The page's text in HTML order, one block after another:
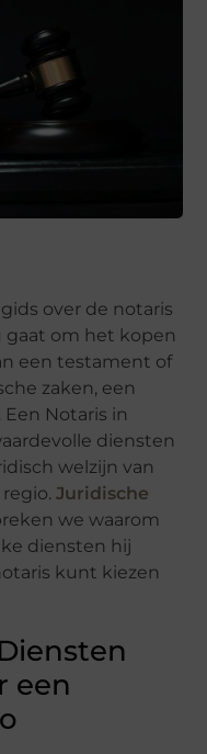
over de notaris
gaat om het kopen
een testament of
zaken, een
Notaris in
diensten
welzijn van
regio.Juridische
we waarom
diensten hij
kunt kiezen
een